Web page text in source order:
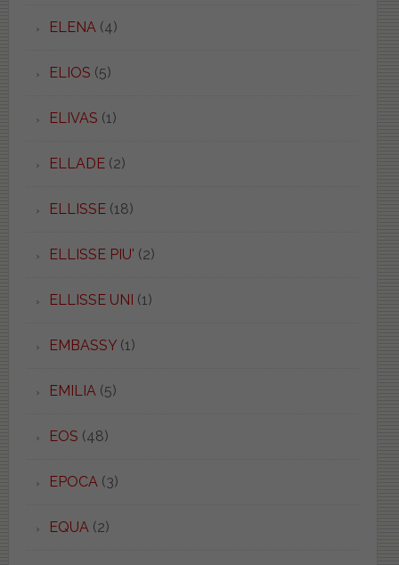
ELENA(4)
ELIOS (5)
ELIVAS (1)
ELLADE(2)
ELLISSE(18)
ELLISSE PIU' (2)
ELLISSE UNI (1)
EMBASSY(1)
EMILIA(5)
EOS (48)
EPOCA(3)
EQUA(2)